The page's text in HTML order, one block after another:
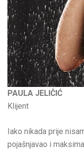
PAULA JELIČIĆ
Klijent
Iako nikada prije
pojašnjavao i